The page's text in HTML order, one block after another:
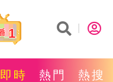
1
即時 熱門 熱搜